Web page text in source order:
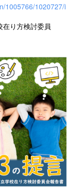
1005766/1020727/i
在り方検討委員